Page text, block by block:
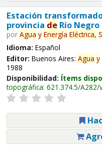
Estación
provincia deRío Negro
por Agua y Energía Eléctrica,
Idioma: Español
Editor: Buenos Aires: Agua y
1988
Disponibilidad: Ítems
topográfica: 621.374.5/A282/